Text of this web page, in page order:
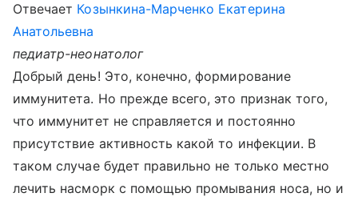
Отвечает Козынкина-Марченко Екатерина
Анатольевна
педиатр-неонатолог
Добрый день! Это, конечно, формирование
иммунитета. Но прежде всего, это признак того,
что иммунитет не справляется и постоянно
присутствие активность какой то инфекции. В
таком случае будет правильно не только местно
лечить насморк с помощью промывания носа, но и